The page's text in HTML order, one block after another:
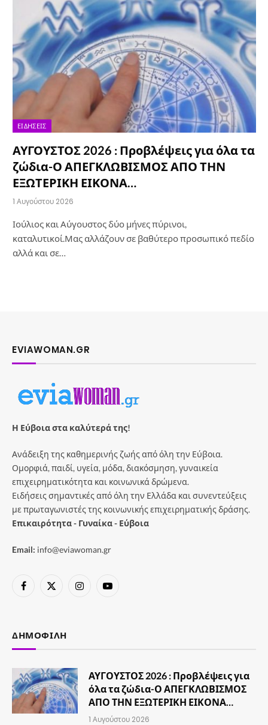
ΕΙΔΉΣΕΙΣ
ΑΥΓΟΥΣΤΟΣ 2026 : Προβλέψεις για όλα τα
ζώδια-Ο ΑΠΕΓΚΛΩΒΙΣΜΟΣ ΑΠΟ ΤΗΝ
ΕΞΩΤΕΡΙΚΗ ΕΙΚΟΝΑ…
1 Αυγούστου 2026
Ιούλιος και Αύγουστος δύο μήνες πύρινοι,
καταλυτικοί.Μας αλλάζουν σε βαθύτερο προσωπικό πεδίο
αλλά και σε…
EVIAWOMAN.GR
Η Εύβοια στα καλύτερά της!
Ανάδειξη της καθημερινής ζωής από όλη την Εύβοια.
Ομορφιά, παιδί, υγεία, μόδα, διακόσμηση, γυναικεία
επιχειρηματικότητα και κοινωνικά δρώμενα.
Ειδήσεις σημαντικές από όλη την Ελλάδα και συνεντεύξεις
με πρωταγωνιστές της κοινωνικής επιχειρηματικής δράσης.
Επικαιρότητα - Γυναίκα - Εύβοια
Email: info@eviawoman.gr
Facebook
X
InstagramYouTube
ΔΗΜΟΦΙΛΉ
ΑΥΓΟΥΣΤΟΣ 2026 : Προβλέψεις για
όλα τα ζώδια-Ο ΑΠΕΓΚΛΩΒΙΣΜΟΣ
ΑΠΟ ΤΗΝ ΕΞΩΤΕΡΙΚΗ ΕΙΚΟΝΑ…
1 Αυγούστου 2026